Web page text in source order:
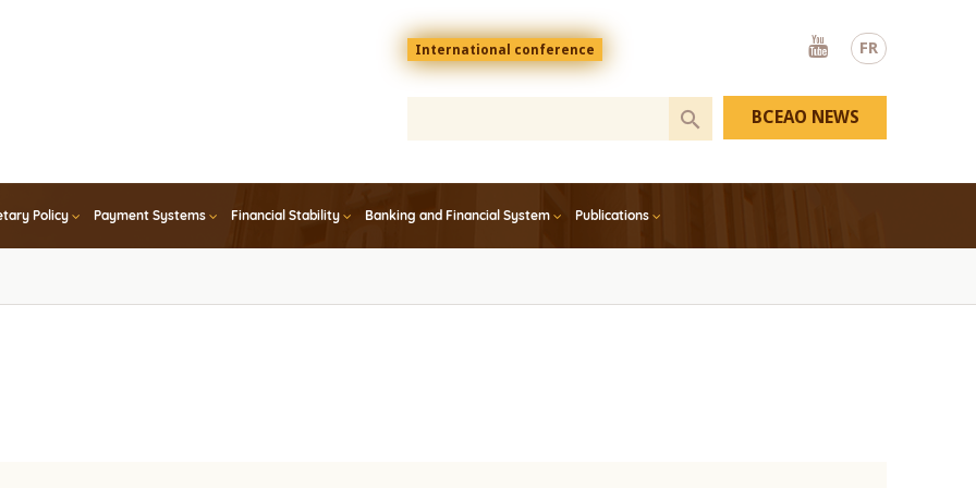
FR
Menu
top
En
International conference
Youtube
Policy Payment Systems Financial Stability Banking and Financial System Publications
BCEAO NEWS